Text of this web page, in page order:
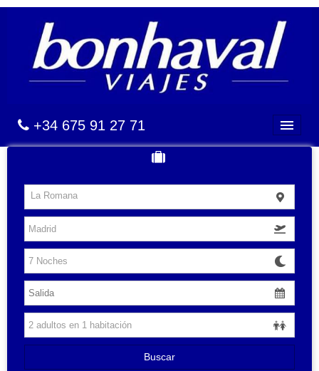
+34 675 91 27 71
BALEARES
CANARIAS
CARIBE
VUELOS
HOTELES
La Romana
Buscar